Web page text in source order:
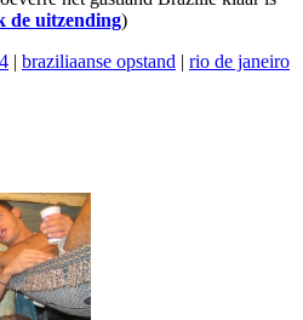
de uitzending)
| braziliaanse opstand | rio de janeiro